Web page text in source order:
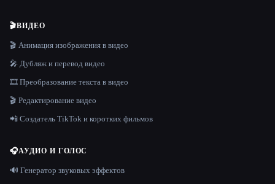
🎬ВИДЕО
🎬 Анимация изображения в видео
🎤 Дубляж и перевод видео
🎞️ Преобразование текста в видео
🎬 Редактирование видео
📲 Создатель TikTok и коротких фильмов
🎧АУДИО И ГОЛОС
🔊 Генератор звуковых эффектов